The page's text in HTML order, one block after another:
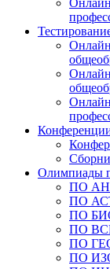
Онлайн
Онлайн
Олимпиады
ПО
ПО
ПО
ПО
ПО
ПО